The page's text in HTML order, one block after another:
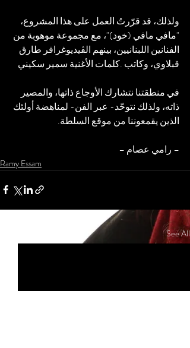
ولذلك، قد قرّرتُ العمل على هذا المشروع،
"مافي مافي (خود)"، مع مجموعة موهوبة من
الفنانين اللبنانيين، بينهم الڤيديوغرافر طارق
قبلاوي، وكاتب .كلمات الأغنية سمير سكيني
في منطقتنا نتشارك الأوجاع ذاتها، والمصير
ذاته، ولذلك نتوحّد- عبر الفن- لمناهضة أولئك
الذين يقمعوننا من موقع السلطة.
– رامي عصام –
Ramy Essam
See All